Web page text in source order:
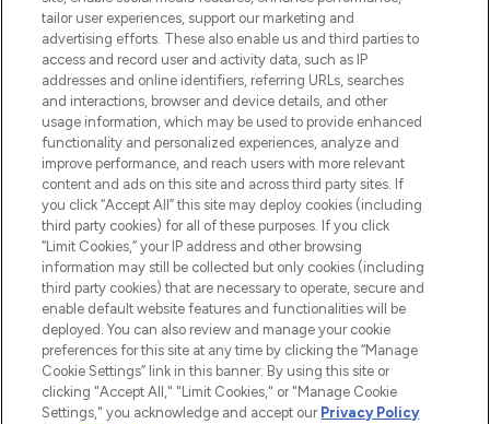
tailor user experiences, support our marketing and
advertising efforts. These also enable us and third parties to
access and record user and activity data, such as IP
addresses and online identifiers, referring URLs, searches
and interactions, browser and device details, and other
usage information, which may be used to provide enhanced
functionality and personalized experiences, analyze and
improve performance, and reach users with more relevant
content and ads on this site and across third party sites. If
you click “Accept All” this site may deploy cookies (including
third party cookies) for all of these purposes. If you click
“Limit Cookies,” your IP address and other browsing
information may still be collected but only cookies (including
third party cookies) that are necessary to operate, secure and
enable default website features and functionalities will be
deployed. You can also review and manage your cookie
preferences for this site at any time by clicking the “Manage
Cookie Settings” link in this banner. By using this site or
clicking "Accept All," "Limit Cookies," or "Manage Cookie
Settings," you acknowledge and accept our Privacy Policy